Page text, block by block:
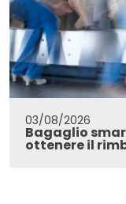
03/08/2026
Bagaglio
ottenere il